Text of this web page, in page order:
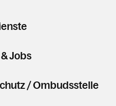
Jobs
/ Ombudsstelle